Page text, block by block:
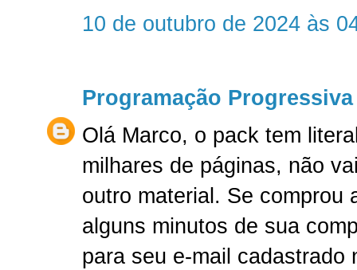
10 de outubro de 2024 às
Programação Progressiva
Olá Marco, o pack tem
milhares de páginas, não
outro material. Se comprou
alguns minutos de sua
para seu e-mail cadastrado